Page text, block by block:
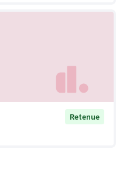
Retenue